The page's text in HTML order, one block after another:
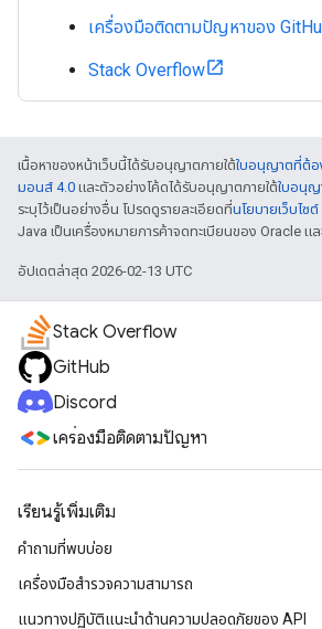
เครื่องมือติดตามปัญหาของ
Stack Overflow
เนื้อหาของหน้าเว็บนี้ได้รับอนุญาตภายใต้ใบอนุญาตที่ต้อ
มอนส์ 4.0 และตัวอย่างโค้ดได้รับอนุญาตภายใต้ใบอนุญ
ระบุไว้เป็นอย่างอื่น โปรดดูรายละเอียดที่นโยบายเว็บไซ
Java เป็นเครื่องหมายการค้าจดทะเบียนของ Oracle แ
อัปเดตล่าสุด 2026-02-13 UTC
Stack Overflow
GitHub
Discord
เครื่องมือติดตามปัญหา
เรียนรู้เพิ่มเติม
คำถามที่พบบ่อย
เครื่องมือสำรวจความสามารถ
แนวทางปฏิบัติแนะนําด้านความปลอดภัยของ API